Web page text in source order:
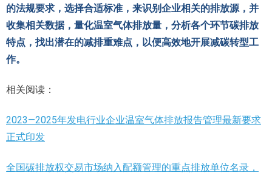
的法规要求，选择合适标准，来识别企业相关的排放源，并
收集相关数据，量化温室气体排放量，分析各个环节碳排放
特点，找出潜在的减排重难点，以便高效地开展减碳转型工
作。
相关阅读：
2023—2025年发电行业企业温室气体排放报告管理最新要求
正式印发
全国碳排放权交易市场纳入配额管理的重点排放单位名录，